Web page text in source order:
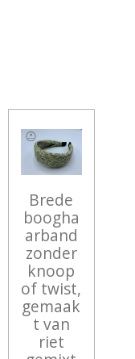
Brede
boogha
arband
zonder
knoop
of twist,
gemaak
t van
riet